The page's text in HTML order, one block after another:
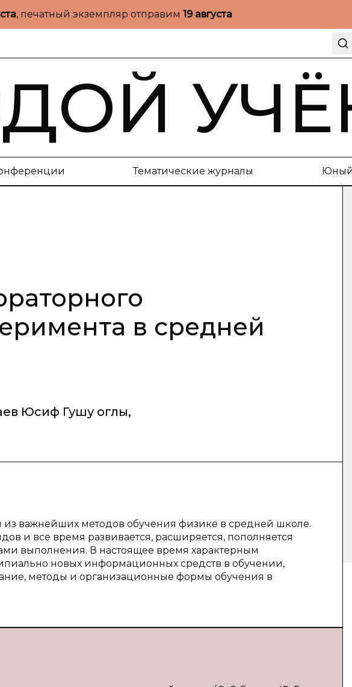
, печатный экземпляр отправим 19 августа
Тематические журналы
в средней
Юсиф Гушу оглы,
важнейших методов обучения физике в средней школе.
и все время развивается, расширяется, пополняется
выполнения. В настоящее время характерным
новых информационных средств в обучении,
методы и организационные формы обучения в